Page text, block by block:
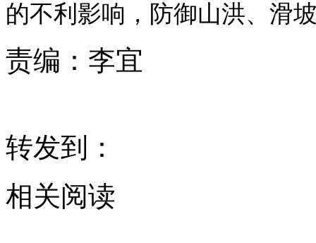
的不利影响，防御山洪、滑
责编： 李宜
转发到：
相关阅读